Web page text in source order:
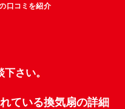
口コミを紹介
さい。
ている換気扇の詳細